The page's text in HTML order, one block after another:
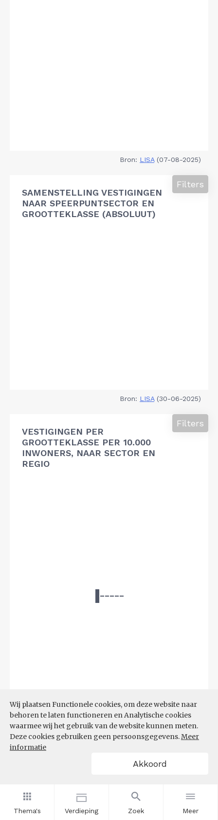
Thema's Verdieping Zoek Meer
Wij plaatsen Functionele cookies, om deze website naar
behoren te laten functioneren en Analytische cookies
waarmee wij het gebruik van de website kunnen meten.
Deze cookies gebruiken geen persoonsgegevens.Meer
informatie
Akkoord
Bron: LISA(07-08-2025)
SAMENSTELLING VESTIGINGEN
NAAR SPEERPUNTSECTOR EN
GROOTTEKLASSE (ABSOLUUT)
Filters
Bron: LISA(30-06-2025)
VESTIGINGEN PER
GROOTTEKLASSE PER 10.000
INWONERS, NAAR SECTOR EN
REGIO
Filters
Bron: LISA
VESTIGINGEN PER
GROOTTEKLASSE PER 10.000